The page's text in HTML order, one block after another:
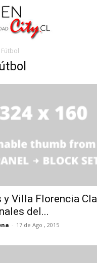
Fútbol
y Villa Florencia
del...
- 17 de Ago , 2015